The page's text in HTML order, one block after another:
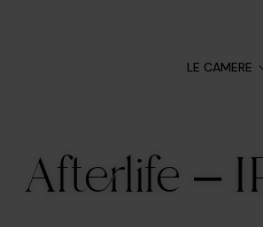
LE CAMERE
Afterlife –